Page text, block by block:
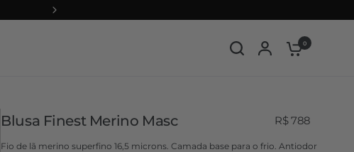
0
Blusa Finest Merino Masc R$ 788
Fio de lã merino superfino 16,5 microns. Camada base para o frio. Antiodor